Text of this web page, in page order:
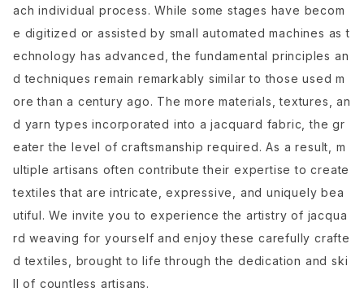
ach individual process. While some stages have becom
e digitized or assisted by small automated machines as t
echnology has advanced, the fundamental principles an
d techniques remain remarkably similar to those used m
ore than a century ago. The more materials, textures, an
d yarn types incorporated into a jacquard fabric, the gr
eater the level of craftsmanship required. As a result, m
ultiple artisans often contribute their expertise to create
textiles that are intricate, expressive, and uniquely bea
utiful. We invite you to experience the artistry of jacqua
rd weaving for yourself and enjoy these carefully crafte
d textiles, brought to life through the dedication and ski
ll of countless artisans.